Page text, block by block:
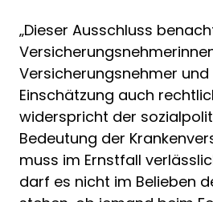
„Dieser Ausschluss
Versicherungsnehmer
Einschätzung auch
widerspricht der
Bedeutung der
muss im Ernstfall
darf es nicht im Belieben